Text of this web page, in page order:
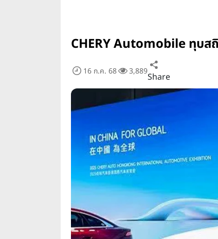
CHERY Automobile ทุบส
16 ก.ค. 68 3,889Share